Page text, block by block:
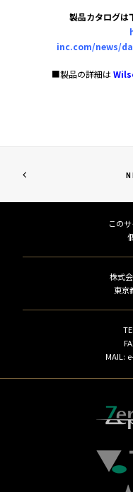
製品カタログは
inc.com/news/
■製品の詳細は
この
株式
東京
MAIL: